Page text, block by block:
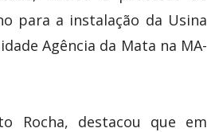
para a instalação da Usina
Agência da Mata na MA-
Rocha, destacou que em